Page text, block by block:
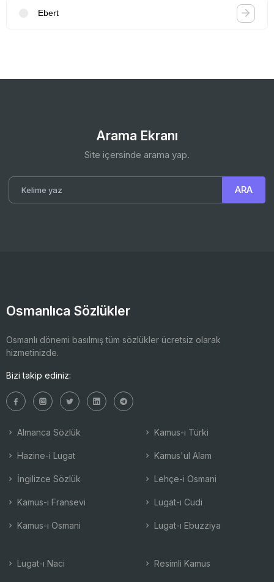
Ebert
Arama Ekranı
Site içersinde arama yap.
Osmanlıca Sözlükler
Osmanlı dönemi basılmış tüm sözlükler ücretsiz olarak
hizmetinizde.
Bizi takip ediniz:
Almanca Sözlük
Hazine-i Lugat
İngilizce Sözlük
Kamus-ı Fransevi
Kamus-ı Osmani
Kamus-ı Türki
Kamus'ul Alam
Lehçe-i Osmani
Lugat-ı Cudi
Lugat-ı Ebuzziya
Lugat-ı Naci Resimli Kamus